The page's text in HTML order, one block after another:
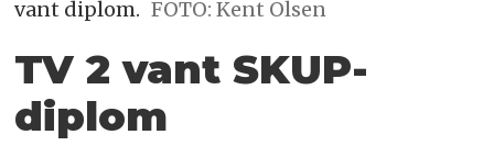
vant diplom. FOTO: Kent Olsen
TV 2 vant SKUP-
diplom